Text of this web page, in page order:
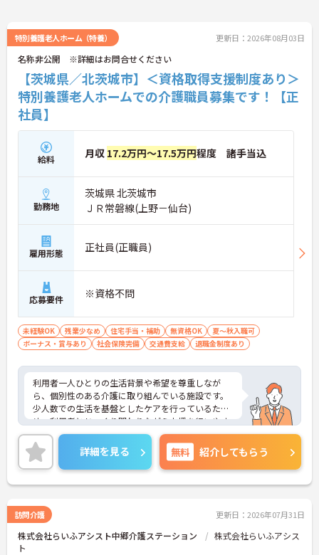
特別養護老人ホーム（特養） 更新日：2026年08月03日
名称非公開 ※詳細はお問合せください
【茨城県／北茨城市】＜資格取得支援制度あり＞
特別養護老人ホームでの介護職員募集です！【正
社員】
給料 月収 17.2万円～17.5万円程度 諸手当込
勤務地
茨城県 北茨城市
ＪＲ常磐線(上野－仙台)
雇用形態 正社員(正職員)
応募要件 ※資格不問
未経験OK 残業少なめ 住宅手当・補助 無資格OK
夏～秋入職可
ボーナス・賞与あり
社会保険完備 交通費支給 退職金制度あり
利用者一人ひとりの生活背景や希望を尊重しなが
ら、個別性のある介護に取り組んでいる施設です。
少人数での生活を基盤としたケアを行っているた
め、利用者とじっくり関わりながら支援を行いやす
い環境となっています。
また、生活の中で自然に身体機能の維持や向上を目
指す支援を実践しており、日常生活全体を支える介
護に携わることができます。未経験からの応募にも
対応しており、介護職員初任者研修や介護福祉士実
です。
さらに、住宅手当や扶養手当など各種手当に加え、
育児休業制度・介護休業制度・退職金制度も用意さ
詳細を見る 無料 紹介してもらう
訪問介護 更新日：2026年07月31日
株式会社らいふアシスト中郷介護ステーション
株式会社らいふアシス
ト